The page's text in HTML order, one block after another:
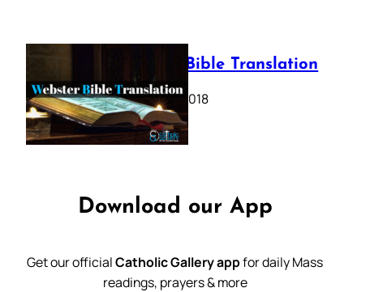
Webster Bible Translation
October 11, 2018
Download our App
Get our officialCatholic Gallery appfor daily Mass
readings, prayers & more